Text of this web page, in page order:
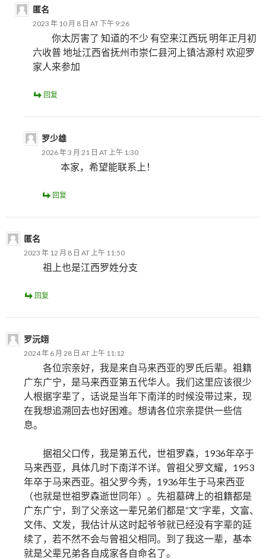
匿名
2023 年 10 月 8 日 AT 下午 9:26
你太厉害了 知道的不少 有空来江西玩 明年正月初
六收普 地址江西省抚州市崇仁县河上镇沽源村 欢迎罗
家人来参加
回复
罗少雄
2026 年 3 月 21 日 AT 上午 1:30
本家，希望能联系上！
回复
匿名
2023 年 12 月 8 日 AT 上午 11:50
祖上也是江西罗姓分支
回复
罗沅翊
2024 年 6 月 28 日 AT 上午 11:12
各位宗亲好，我是来自马来西亚的罗氏后辈。祖籍
广东广宁，是马来西亚第五代华人。我们这里应该很少
人根据字辈了，话说是当年下南洋的时候没带过来，现
在我想追溯回去也好困难。想请各位宗亲提供一些信
息。
据祖父口传，我是第五代，世祖罗森，1936年卒于
马来西亚，具体几时下南洋不详。曾祖父罗文耀，1953
年卒于马来西亚。祖父罗今秀，1936年生于马来西亚
（也就是世祖罗森逝世同年）。先祖墓碑上的祖籍都是
广东广宁，到了父亲这一辈兄弟们都是“文”字辈，文富、
文伟、文发，我估计从这时起爷爷就已经没有字辈的延
续了，若不然不会与曾祖父相同。到了我这一辈，基本
就是父辈兄弟各自成家各自命名了。